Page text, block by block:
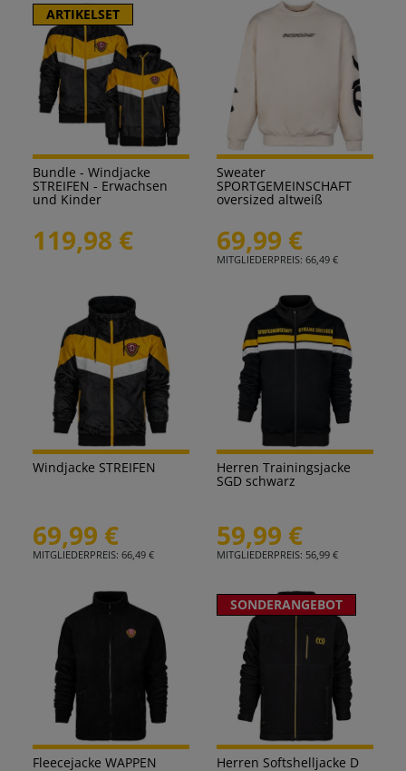
ARTIKELSET
Bundle - Windjacke
STREIFEN - Erwachsen
und Kinder
119,98 €
Sweater
SPORTGEMEINSCHAFT
oversized altweiß
69,99 €
MITGLIEDERPREIS: 66,49 €
Windjacke STREIFEN
69,99 €
MITGLIEDERPREIS: 66,49 €
Herren Trainingsjacke
SGD schwarz
59,99 €
MITGLIEDERPREIS: 56,99 €
Fleecejacke WAPPEN
SONDERANGEBOT
Herren Softshelljacke D